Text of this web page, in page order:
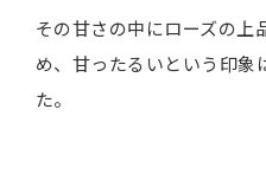
その甘さの中にローズの上
め、甘ったるいという印象
た。